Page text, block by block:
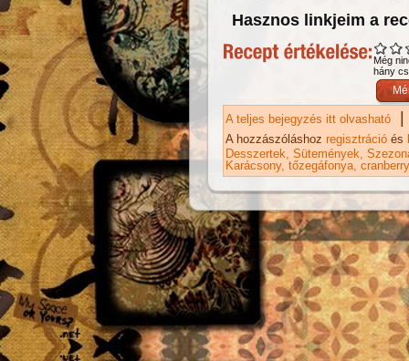
Hasznos linkjeim a
Még
hány
A teljes bejegyzés itt olvasható |
A hozzászóláshoz regisztráció és
Desszertek Sütemények
Karácsony tőzegáfonya cranberry